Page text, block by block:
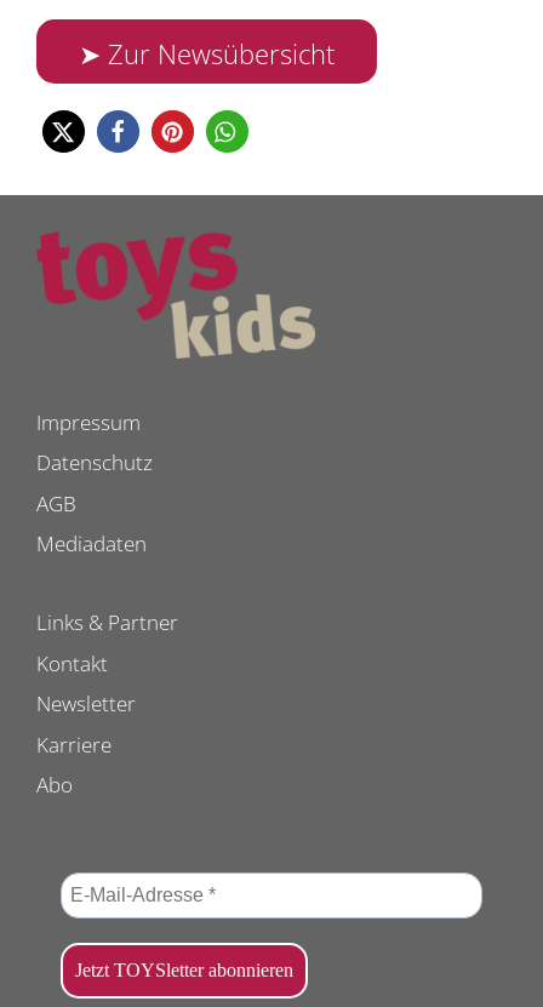
➤ Zur Newsübersicht
Impressum
Datenschutz
AGB
Mediadaten
Links & Partner
Kontakt
Newsletter
Karriere
Abo